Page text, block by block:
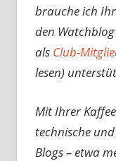
brauche ich
den
als Club-
lesen)
Mit Ihrer
technische
Blogs – etwa